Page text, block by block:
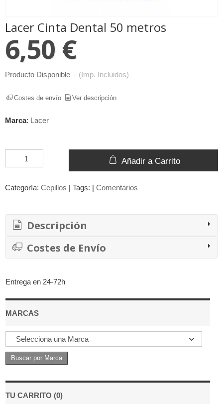
Entrega en 24-72h
MARCAS
TU CARRITO (0)
Lacer Cinta Dental 50 metros
6,50 €
Producto Disponible - (Imp. Incluidos)
Costes de envío Ver descripción
Marca: Lacer
Añadir a Carrito
Categoría: Cepillos | Tags: | Comentarios
Descripción
Costes de Envío